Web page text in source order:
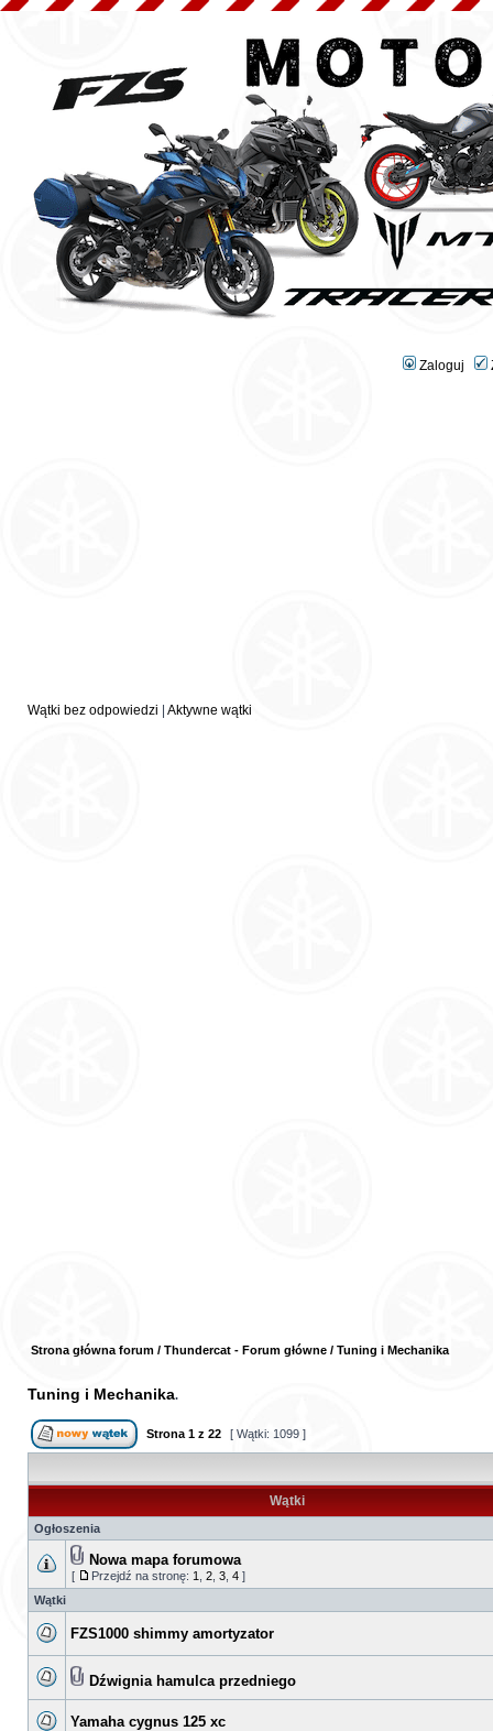
Zaloguj
Wątki bez odpowiedzi Aktywne wątki
Strona główna forum / Thundercat - Forum główne / Tuning i Mechanika
Tuning i Mechanika
Strona 1 z 22 [ Wątki: 1099 ]
Wątki
Ogłoszenia
Nowa mapa forumowa
[ Przejdź na stronę: 1 2 3 4 ]
Wątki
FZS1000 shimmy amortyzator
Dźwignia hamulca przedniego
Yamaha cygnus 125 xc